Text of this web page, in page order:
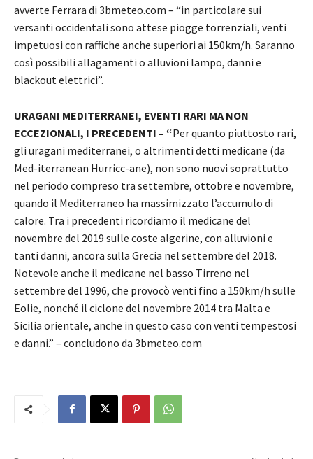
avverte Ferrara di 3bmeteo.com – “in particolare sui
versanti occidentali sono attese piogge torrenziali, venti
impetuosi con raffiche anche superiori ai 150km/h. Saranno
così possibili allagamenti o alluvioni lampo, danni e
blackout elettrici”.
URAGANI MEDITERRANEI, EVENTI RARI MA NON
ECCEZIONALI, I PRECEDENTI – “Per quanto piuttosto rari,
gli uragani mediterranei, o altrimenti detti medicane (da
Med-iterranean Hurricc-ane), non sono nuovi soprattutto
nel periodo compreso tra settembre, ottobre e novembre,
quando il Mediterraneo ha massimizzato l’accumulo di
calore. Tra i precedenti ricordiamo il medicane del
novembre del 2019 sulle coste algerine, con alluvioni e
tanti danni, ancora sulla Grecia nel settembre del 2018.
Notevole anche il medicane nel basso Tirreno nel
settembre del 1996, che provocò venti fino a 150km/h sulle
Eolie, nonché il ciclone del novembre 2014 tra Malta e
Sicilia orientale, anche in questo caso con venti tempestosi
e danni.” – concludono da 3bmeteo.com